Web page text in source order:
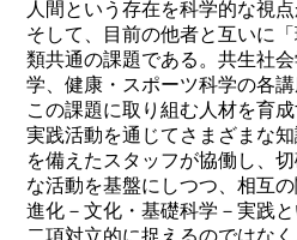
人間という存在を科学的な視
そして、目前の他者と互いに
類共通の課題である。共生社
学、健康・スポーツ科学の各
この課題に取り組む人材を育
実践活動を通じてさまざまな
を備えたスタッフが協働し、
な活動を基盤にしつつ、相互
進化－文化・基礎科学－実践
二項対立的に捉えるのではな